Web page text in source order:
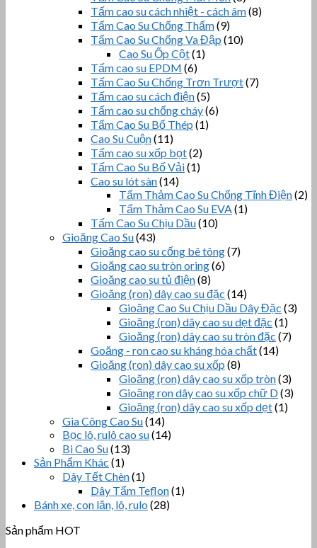
Tấm cao su cách nhiệt - cách âm(8)
Tấm Cao Su Chống Thấm(9)
Tấm Cao Su Chống Va Đập (10)
Cao Su Ốp Cột(1)
Tấm cao su EPDM (6)
Tấm Cao Su Chống Trơn Trượt(7)
Tấm cao su cách điện(5)
Tấm cao su chống cháy(6)
Tấm Cao Su Bố Thép (1)
Cao Su Cuộn(11)
Tấm cao su xốp bọt(2)
Tấm Cao Su Bố Vải(1)
Cao su lót sàn(14)
Tấm Thảm Cao Su Chống Tĩnh Điện(2)
Tấm Thảm Cao Su EVA(1)
Tấm Cao Su Chịu Dầu(10)
Gioăng Cao Su(43)
Gioăng cao su cống bê tông(7)
Gioăng cao su tròn oring(6)
Gioăng cao su tủ điện(8)
Gioăng (ron) dây cao su đặc (14)
Gioăng Cao Su Chịu Dầu Dây Đặc (3)
Gioăng (ron) dây cao su dẹt đặc (1)
Gioăng (ron) dây cao su tròn đặc (7)
Goăng - ron cao su kháng hóa chất(14)
Gioăng (ron) dây cao su xốp (8)
Gioăng (ron) dây cao su xốp tròn(3)
Gioăng ron dây cao su xốp chữ D(3)
Gioăng (ron) dây cao su xốp dẹt(1)
Gia Công Cao Su(14)
Bọc lô, rulô cao su(14)
Bi Cao Su(13)
Sản Phẩm Khác (1)
Dây Tết Chèn(1)
Dây Tẩm Teflon(1)
Bánh xe, con lăn, lô, rulo (28)
Sản phẩm HOT